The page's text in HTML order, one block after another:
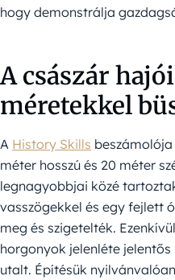
hogy demonstrálja
A császár
méretekkel
A History Skills
méter hosszú és 20 méter
legnagyobbjai közé
vasszögekkel és egy fejlett
meg és szigetelték.
horgonyok jelenléte
utalt. Építésük